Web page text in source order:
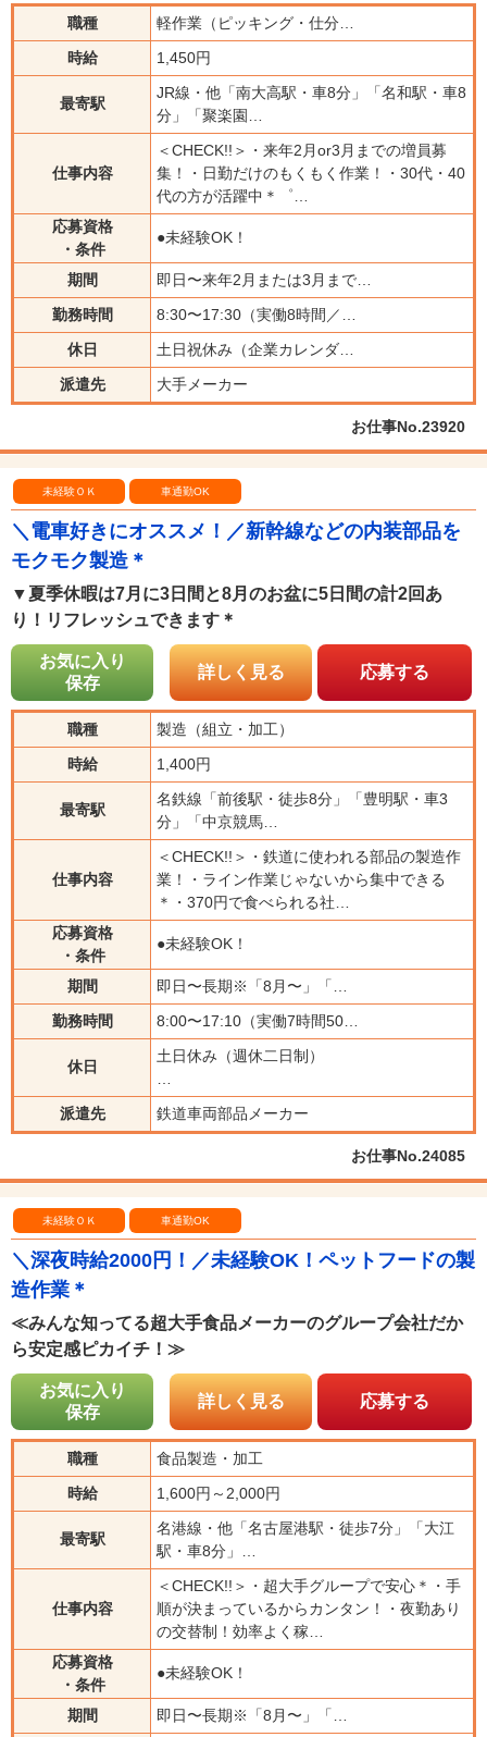
職種
軽作業（ピッキング・仕分…
時給
1,450円
最寄駅
JR線・他「南大高駅・車8分」「名和駅・車8
分」「聚楽園…
仕事内容
＜CHECK!!＞・来年2月or3月までの増員募
集！・日勤だけのもくもく作業！・30代・40
代の方が活躍中＊゜…
応募資格
・条件
●未経験OK！
期間
即日〜来年2月または3月まで…
勤務時間
8:30〜17:30（実働8時間／…
休日
土日祝休み（企業カレンダ…
派遣先
大手メーカー
お仕事No.23920
未経験ＯＫ 車通勤OK
＼電車好きにオススメ！／新幹線などの内装部品を
モクモク製造＊
▼夏季休暇は7月に3日間と8月のお盆に5日間の計2回あ
り！リフレッシュできます＊
お気に入り
保存
詳しく見る 応募する
職種
製造（組立・加工）
時給
1,400円
最寄駅
名鉄線「前後駅・徒歩8分」「豊明駅・車3
分」「中京競馬…
仕事内容
＜CHECK!!＞・鉄道に使われる部品の製造作
業！・ライン作業じゃないから集中できる
＊・370円で食べられる社…
応募資格
・条件
●未経験OK！
期間
即日〜長期※「8月〜」「…
勤務時間
8:00〜17:10（実働7時間50…
休日
土日休み（週休二日制）
…
派遣先
鉄道車両部品メーカー
お仕事No.24085
未経験ＯＫ 車通勤OK
＼深夜時給2000円！／未経験OK！ペットフードの製
造作業＊
≪みんな知ってる超大手食品メーカーのグループ会社だか
ら安定感ピカイチ！≫
お気に入り
保存
詳しく見る 応募する
職種
食品製造・加工
時給
1,600円～2,000円
最寄駅
名港線・他「名古屋港駅・徒歩7分」「大江
駅・車8分」…
仕事内容
＜CHECK!!＞・超大手グループで安心＊・手
順が決まっているからカンタン！・夜勤あり
の交替制！効率よく稼…
応募資格
・条件
●未経験OK！
期間
即日〜長期※「8月〜」「…